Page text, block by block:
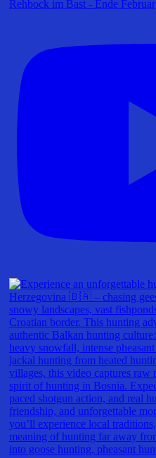
Rehbock im Bast - Ende Februar